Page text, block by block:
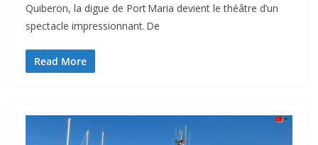
Quiberon, la digue de Port Maria devient le théâtre d’un
spectacle impressionnant. De
Read More